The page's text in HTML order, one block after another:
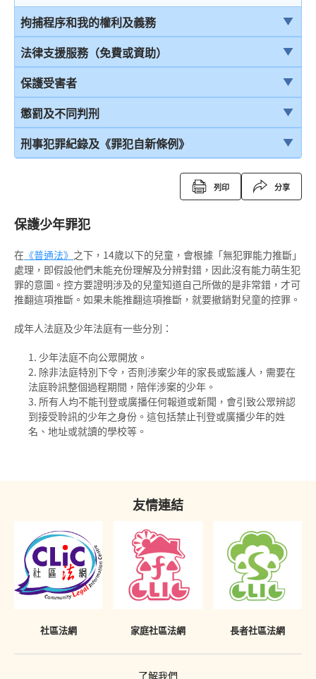
審訊
結案陳詞及裁決
由陪審團審訊
上訴
拘捕程序和我的權利及義務
引言
在公眾地方被警察截停和查問
在公眾地方被警察截停和搜身
緘默權
被捕後的權利
扣留被捕人士
錄取供詞
投訴警察
法律支援服務（免費或資助）
簡介本港部分法律援助
刑事訴訟法律援助計劃
當值律師計劃
免費法律諮詢計劃——不提供服務的案件類別
電話法律諮詢計劃
保護受害者
受害者的權利
兒童證人
以電視直播聯繫提供證據
書面供詞
懲罰及不同判刑
引言
社會服務令
感化令
勞教中心
感化院
羈留院
醫院令
復還令
沒收
吊銷駕駛執照
簽保守行為
刑事犯罪紀錄及《罪犯自新條例》
簽保守行為
警司警誡計劃
《罪犯自新條例》
《罪犯自新條例》與社會服務令
《罪犯自新條例》與感化令
《罪犯自新條例》與性罪行定罪紀錄查核計劃
不當披露已喪失時效之定罪的懲罰
《罪犯自新條例》只適用於香港
列印 分享
保護少年罪犯
在 《普通法》 之下，14歲以下的兒童，會根據「無犯罪能力推斷」
處理，即假設他們未能充份理解及分辨對錯，因此沒有能力萌生犯
罪的意圖。控方要證明涉及的兒童知道自己所做的是非常錯，才可
推翻這項推斷。如果未能推翻這項推斷，就要撤銷對兒童的控罪。
成年人法庭及少年法庭有一些分別：
少年法庭不向公眾開放。
除非法庭特別下令，否則涉案少年的家長或監護人，需要在
法庭聆訊整個過程期間，陪伴涉案的少年。
所有人均不能刊登或廣播任何報道或新聞，會引致公眾辨認
到接受聆訊的少年之身份。這包括禁止刊登或廣播少年的姓
名、地址或就讀的學校等。
友情連結
社區法網 家庭社區法網 長者社區法網
了解我們